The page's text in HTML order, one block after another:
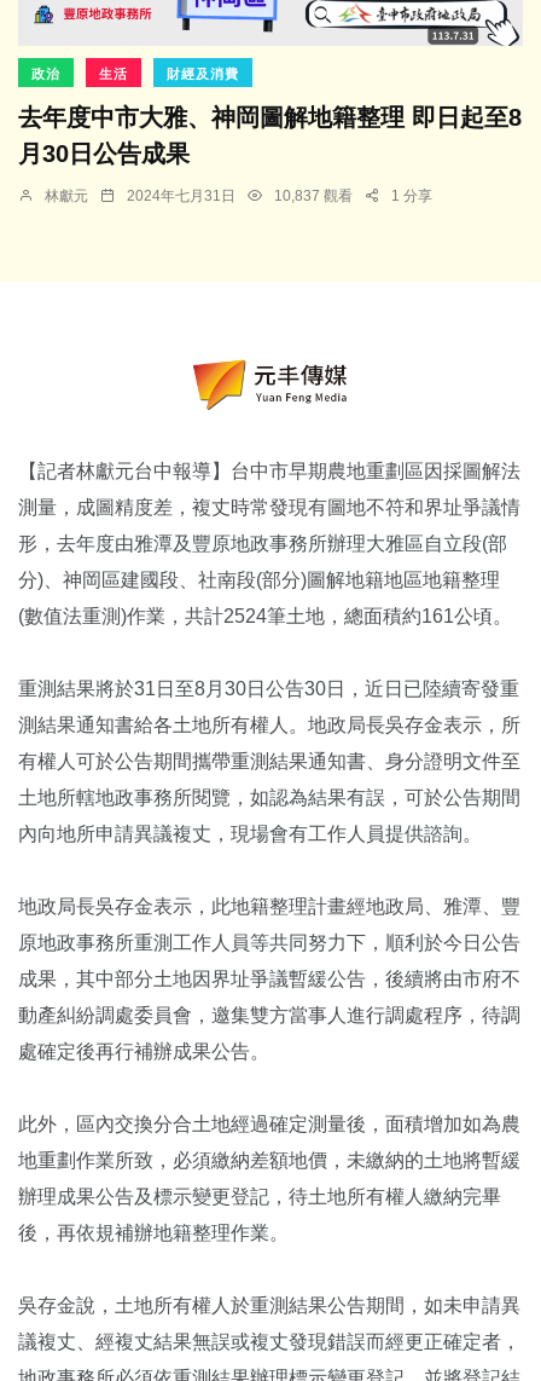
政治 生活 財經及消費
去年度中市大雅、神岡圖解地籍整理 即日起至8
月30日公告成果
林獻元 2024年七月31日 10,837 觀看 1 分享
【記者林獻元台中報導】台中市早期農地重劃區因採圖解法
測量，成圖精度差，複丈時常發現有圖地不符和界址爭議情
形，去年度由雅潭及豐原地政事務所辦理大雅區自立段(部
分)、神岡區建國段、社南段(部分)圖解地籍地區地籍整理
(數值法重測)作業，共計2524筆土地，總面積約161公頃。
重測結果將於31日至8月30日公告30日，近日已陸續寄發重
測結果通知書給各土地所有權人。地政局長吳存金表示，所
有權人可於公告期間攜帶重測結果通知書、身分證明文件至
土地所轄地政事務所閱覽，如認為結果有誤，可於公告期間
內向地所申請異議複丈，現場會有工作人員提供諮詢。
地政局長吳存金表示，此地籍整理計畫經地政局、雅潭、豐
原地政事務所重測工作人員等共同努力下，順利於今日公告
成果，其中部分土地因界址爭議暫緩公告，後續將由市府不
動產糾紛調處委員會，邀集雙方當事人進行調處程序，待調
處確定後再行補辦成果公告。
此外，區內交換分合土地經過確定測量後，面積增加如為農
地重劃作業所致，必須繳納差額地價，未繳納的土地將暫緩
辦理成果公告及標示變更登記，待土地所有權人繳納完畢
後，再依規補辦地籍整理作業。
吳存金說，土地所有權人於重測結果公告期間，如未申請異
議複丈、經複丈結果無誤或複丈發現錯誤而經更正確定者，